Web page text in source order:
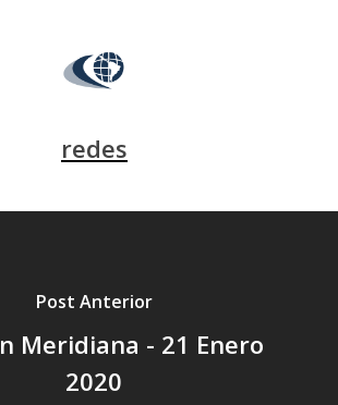
redes
Post Anterior
Meridiana - 21 Enero
2020